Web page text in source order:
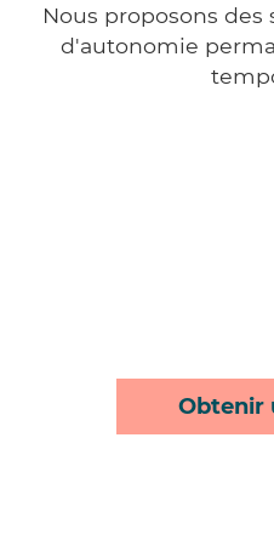
Nous proposons des
d'autonomie
Obtenir